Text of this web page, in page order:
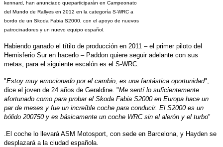
kennard, han anunciado queparticiparán en Campeonato
del Mundo de Rallyes en 2012 en la categoría S-WRC a
bordo de un Skoda Fabia S2000, con el apoyo de nuevos
patrocinadores y un nuevo equipo español.
Habiendo ganado el títilo de producción en 2011 – el primer piloto del
Hemisferio Sur en hacerlo – Paddon quiere seguir adelante con sus
metas, para el siguiente escalón es el S-WRC.
"Estoy muy emocionado por el cambio, es una fantástica oportunidad",
dice el joven de 24 años de Geraldine. "Me sentí lo suficientemente
afortunado como para probar el Skoda Fabia S2000 en Europa hace un
par de meses y fue un increíble coche para conducir. El S2000 es un
bólido 200750 y es básicamente un coche WRC sin el alerón y el turbo"
.El coche lo llevará ASM Motosport, con sede en Barcelona, y Hayden se
desplazará a la ciudad española.